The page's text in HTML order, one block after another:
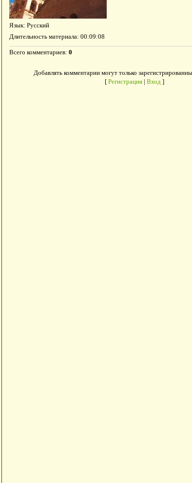
Язык: Русский
Длительность материала: 00:09:08
Всего комментариев: 0
Добавлять комментарии могут только
[ Регистрация| Вход ]